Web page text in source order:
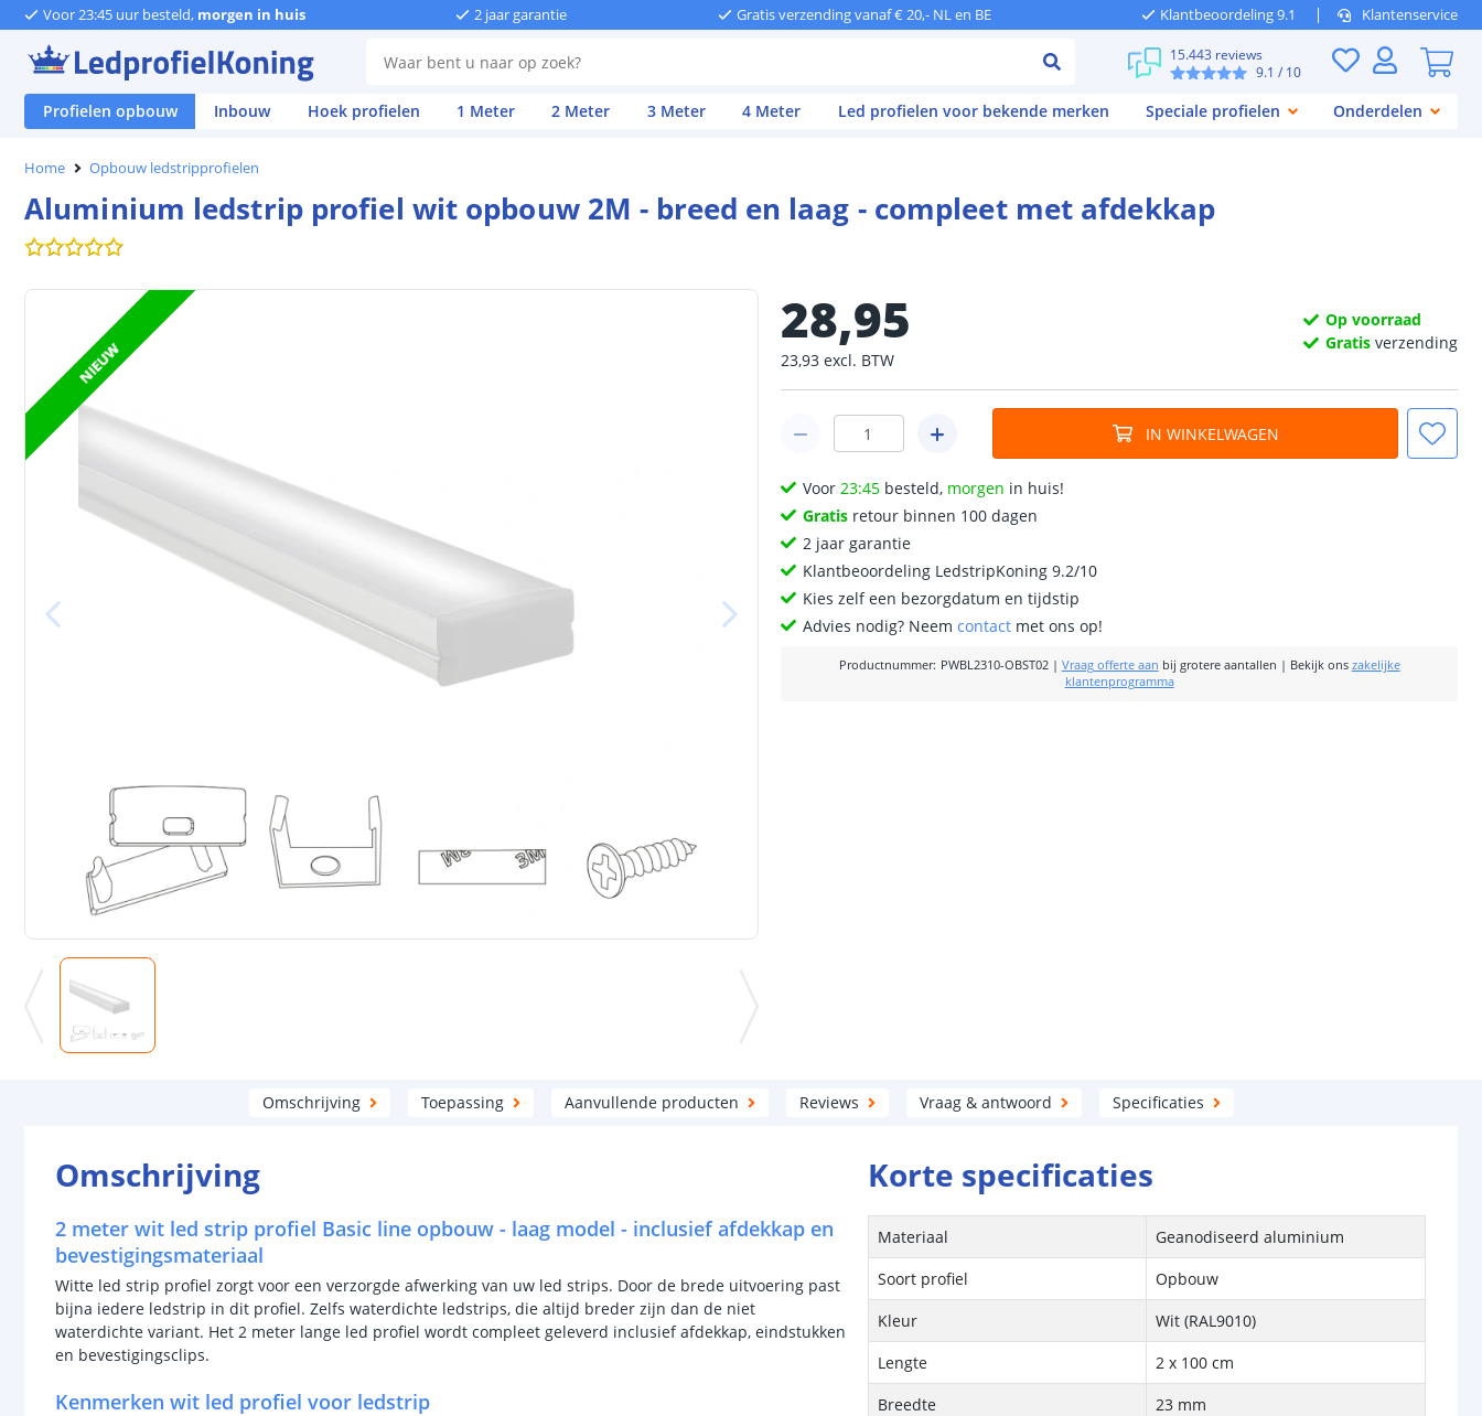
Voor 23:45 uur besteld, morgen in huis 2 jaar garantie Gratis verzending vanaf € 20,- NL en BE Klantbeoordeling 9.1 Klantenservice
15.443 reviews
9.1 / 10
Profielen opbouw Inbouw Hoek profielen 1 Meter 2 Meter 3 Meter 4 Meter Led profielen voor bekende merken Speciale profielen Onderdelen
Home Opbouw ledstripprofielen
Aluminium ledstrip profiel wit opbouw 2M - breed en laag - compleet met afdekkap
NIEUW
28,95
23,93 excl. BTW
Op voorraad
Gratis verzending
IN WINKELWAGEN
Voor23:45 besteld, morgen in huis!
Gratis retour binnen 100 dagen
2 jaar garantie
Klantbeoordeling LedstripKoning 9.2/10
Kies zelf een bezorgdatum en tijdstip
Advies nodig? Neemcontact met ons op!
Productnummer: PWBL2310-OBST02| Vraag offerte aan bij grotere aantallen | Bekijk ons zakelijke
klantenprogramma
Omschrijving Toepassing Aanvullende producten Reviews Vraag & antwoord Specificaties
Omschrijving
2 meter wit led strip profiel Basic line opbouw - laag model - inclusief afdekkap en
bevestigingsmateriaal
Witte led strip profiel zorgt voor een verzorgde afwerking van uw led strips. Door de brede uitvoering past
bijna iedere ledstrip in dit profiel. Zelfs waterdichte ledstrips, die altijd breder zijn dan de niet
waterdichte variant. Het 2 meter lange led profiel wordt compleet geleverd inclusief afdekkap, eindstukken
en bevestigingsclips.
Kenmerken wit led profiel voor ledstrip
Korte specificaties
Materiaal
Geanodiseerd aluminium
Soort profiel
Opbouw
Kleur
Wit (RAL9010)
Lengte
2 x 100 cm
Breedte
23 mm